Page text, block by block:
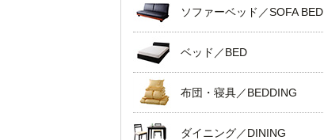
ソファーベッド／SOFA BED
ベッド／BED
布団・寝具／BEDDING
ダイニング／DINING